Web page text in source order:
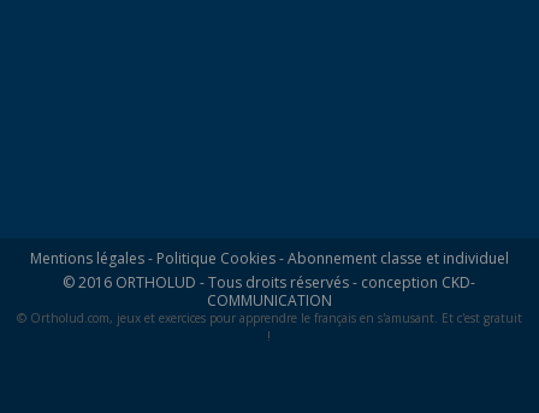
Mentions légales- Politique Cookies-Abonnement classe et individuel
© 2016 ORTHOLUD - Tous droits réservés - conception CKD-
COMMUNICATION
© Ortholud.com, jeux et exercices pour apprendre le français en s'amusant. Et c'est gratuit
!